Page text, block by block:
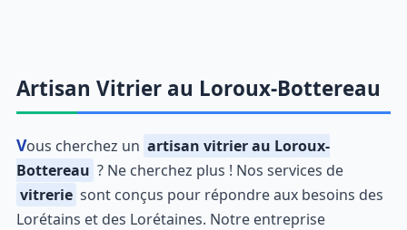
Artisan Vitrier au Loroux-Bottereau
Vous cherchez un artisan vitrier au Loroux-
Bottereau ? Ne cherchez plus ! Nos services de
vitrerie sont conçus pour répondre aux besoins des
Lorétains et des Lorétaines. Notre entreprise